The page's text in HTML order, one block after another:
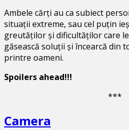
Ambele cărți au ca subiect
situații extreme, sau cel puțin
greutăților și dificultăților care le
găsească soluții și încearcă din
printre oameni.
Spoilers ahead!!!
***
Camera